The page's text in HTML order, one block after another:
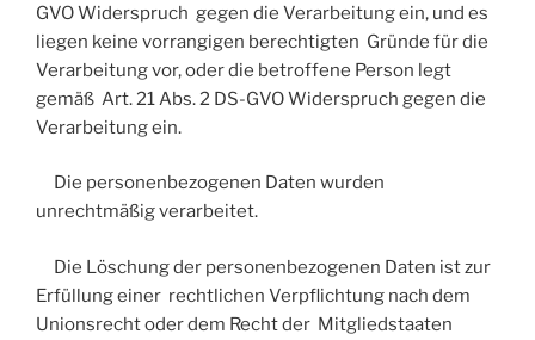
GVO Widerspruch gegen die Verarbeitung ein, und es
liegen keine vorrangigen berechtigten Gründe für die
Verarbeitung vor, oder die betroffene Person legt
gemäß Art. 21 Abs. 2 DS-GVO Widerspruch gegen die
Verarbeitung ein.
Die personenbezogenen Daten wurden
unrechtmäßig verarbeitet.
Die Löschung der personenbezogenen Daten ist zur
Erfüllung einer rechtlichen Verpflichtung nach dem
Unionsrecht oder dem Recht der Mitgliedstaaten